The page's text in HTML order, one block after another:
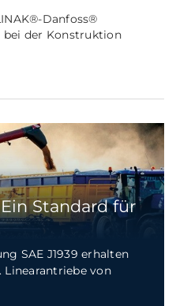
Danfoss®
der Konstruktion
Ein Standard für
SAE J1939 erhalten
von